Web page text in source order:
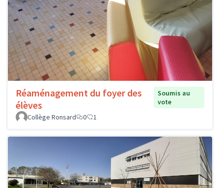
Réaménagement du foyer des
élèves
Soumis au
vote
Collège Ronsard
0 1